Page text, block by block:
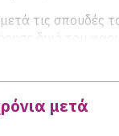
τις σπουδές
δικό του
του
του, καθώς και
μετά